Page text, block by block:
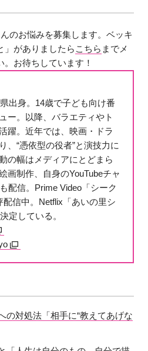
のお悩みを募集します。ベッキ
」がありましたら こちら までメ
お待ちしています！
出身。14歳で子ども向け番
ー。以降、バラエティやト
躍。近年では、映画・ドラ
、“憑依型の役者”と演技力に
の幅はメディアにとどまら
画制作、自身のYouTubeチャ
配信。Prime Video「シーク
信中。Netflix「あいの里シ
定している。
の対処法「相手に“教えてあげな